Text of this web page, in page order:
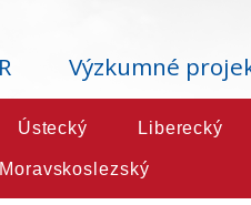
Výzkumné
Ústecký Liberecký
Moravskoslezský